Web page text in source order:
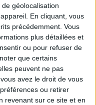
géolocalisation
En cliquant, vous
précédemment. Vous
plus détaillées et
ou pour refuser de
que certains
peuvent ne pas
avez le droit de vous
ou retirer
revenant sur ce site et en
SPA ET GASTRONOMIE